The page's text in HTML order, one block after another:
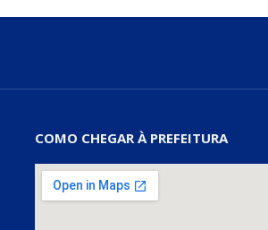
COMO CHEGAR À PREFEITURA